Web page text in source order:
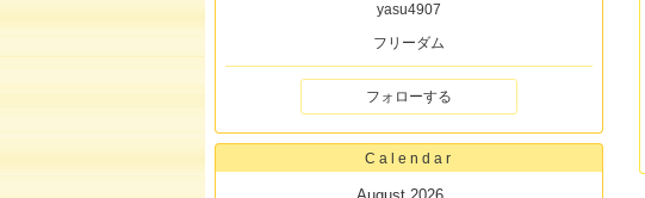
yasu4907
フリーダム
フォローする
Calendar